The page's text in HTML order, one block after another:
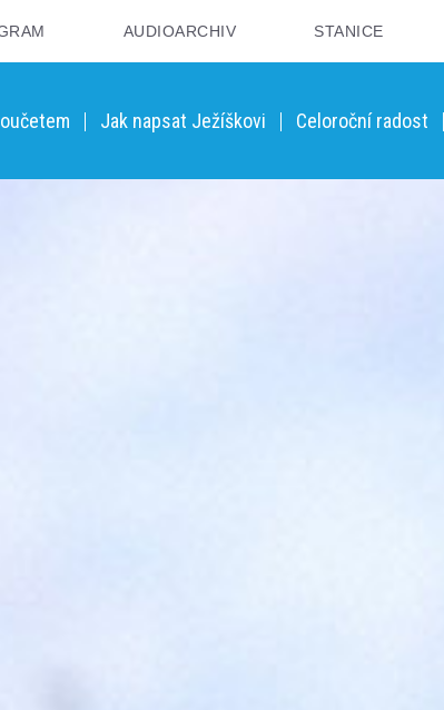
AUDIOARCHIV STANICE
Jak napsat Ježíškovi Celoroční radost